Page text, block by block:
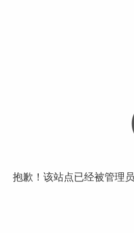
抱歉！该站点已经被管理